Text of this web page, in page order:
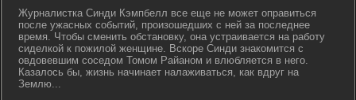
Журналистка Синди Кэмпбелл все еще не может оправиться
после ужасных событий, произошедших с ней за последнее
время. Чтобы сменить обстановку, она устраивается на работу
сиделкой к пожилой женщине. Вскоре Синди знакомится с
овдовевшим соседом Томом Райаном и влюбляется в него.
Казалось бы, жизнь начинает налаживаться, как вдруг на
Землю...